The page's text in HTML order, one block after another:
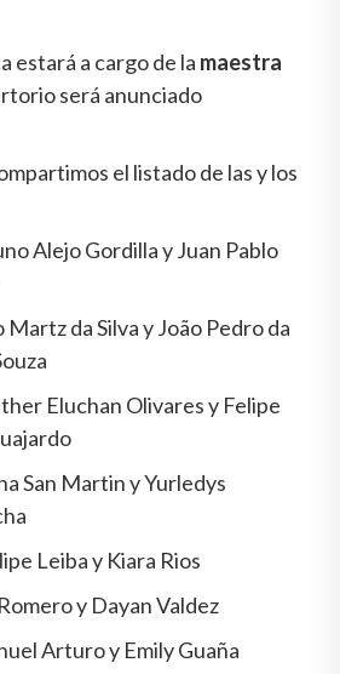
estará a cargo de la maestra
será anunciado
el listado de las y los
Alejo Gordilla y Juan Pablo
Martz da Silva y João Pedro da
Eluchan Olivares y Felipe
San Martin y Yurledys
Leiba y Kiara Rios
y Dayan Valdez
Arturo y Emily Guaña